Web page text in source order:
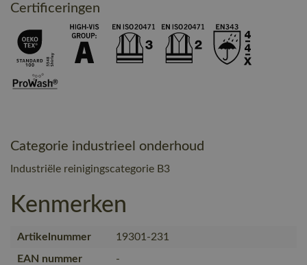
Certificeringen
Categorie industrieel onderhoud
Industriële reinigingscategorie B3
Kenmerken
Artikelnummer
19301-231
EAN nummer
-